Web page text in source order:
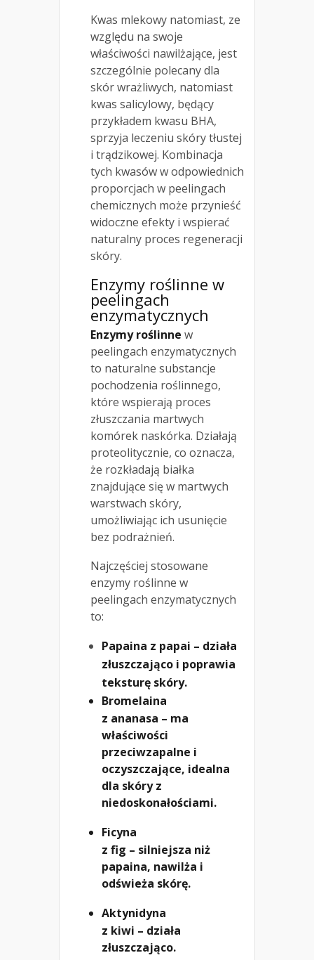
Kwas mlekowy natomiast, ze
względu na swoje
właściwości nawilżające, jest
szczególnie polecany dla
skór wrażliwych, natomiast
kwas salicylowy, będący
przykładem kwasu BHA,
sprzyja leczeniu skóry tłustej
i trądzikowej. Kombinacja
tych kwasów w odpowiednich
proporcjach w peelingach
chemicznych może przynieść
widoczne efekty i wspierać
naturalny proces regeneracji
skóry.
Enzymy roślinne w
peelingach
enzymatycznych
Enzymy roślinne w
peelingach enzymatycznych
to naturalne substancje
pochodzenia roślinnego,
które wspierają proces
złuszczania martwych
komórek naskórka. Działają
proteolitycznie, co oznacza,
że rozkładają białka
znajdujące się w martwych
warstwach skóry,
umożliwiając ich usunięcie
bez podrażnień.
Najczęściej stosowane
enzymy roślinne w
peelingach enzymatycznych
to:
Papaina z papai – działa
złuszczająco i poprawia
teksturę skóry.
Bromelaina
z ananasa – ma
właściwości
przeciwzapalne i
oczyszczające, idealna
dla skóry z
niedoskonałościami.
Ficyna
z fig – silniejsza niż
papaina, nawilża i
odświeża skórę.
Aktynidyna
z kiwi – działa
złuszczająco.